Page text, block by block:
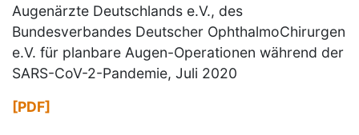
Augenärzte Deutschlands e.V., des
Bundesverbandes Deutscher OphthalmoChirurgen
e.V. für planbare Augen-Operationen während der
SARS-CoV-2-Pandemie, Juli 2020
[PDF]